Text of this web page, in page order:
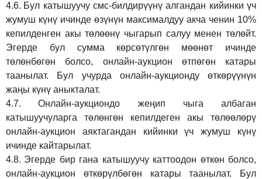
4.6. Бул катышуучу смс-билдирүүнү алгандан кийинки үч
жумуш күнү ичинде өзүнүн максималдуу акча ченин 10%
кепилденген акы төлөөнү чыгарып салуу менен төлөйт.
Эгерде бул сумма көрсөтүлгөн мөөнөт ичинде
төлөнбөгөн болсо, онлайн-аукцион өтпөгөн катары
таанылат. Бул учурда онлайн-аукционду өткөрүүнүн
жаңы күнү аныкталат.
4.7.
Онлайн-аукциондо жеңип чыга албаган
катышуучуларга төлөнгөн кепилдеген акы төлөөлөрү
онлайн-аукцион аяктагандан кийинки үч жумуш күнү
ичинде кайтарылат.
4.8. Эгерде бир гана катышуучу каттоодон өткөн болсо,
онлайн-аукцион өткөрүлбөгөн катары таанылат.
Бул